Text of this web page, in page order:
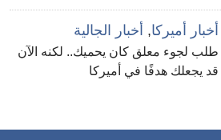
أخبار أميركا, أخبار الجالية
طلب لجوء معلق كان يحميك.. لكنه الآن
قد يجعلك هدفًا في أميركا